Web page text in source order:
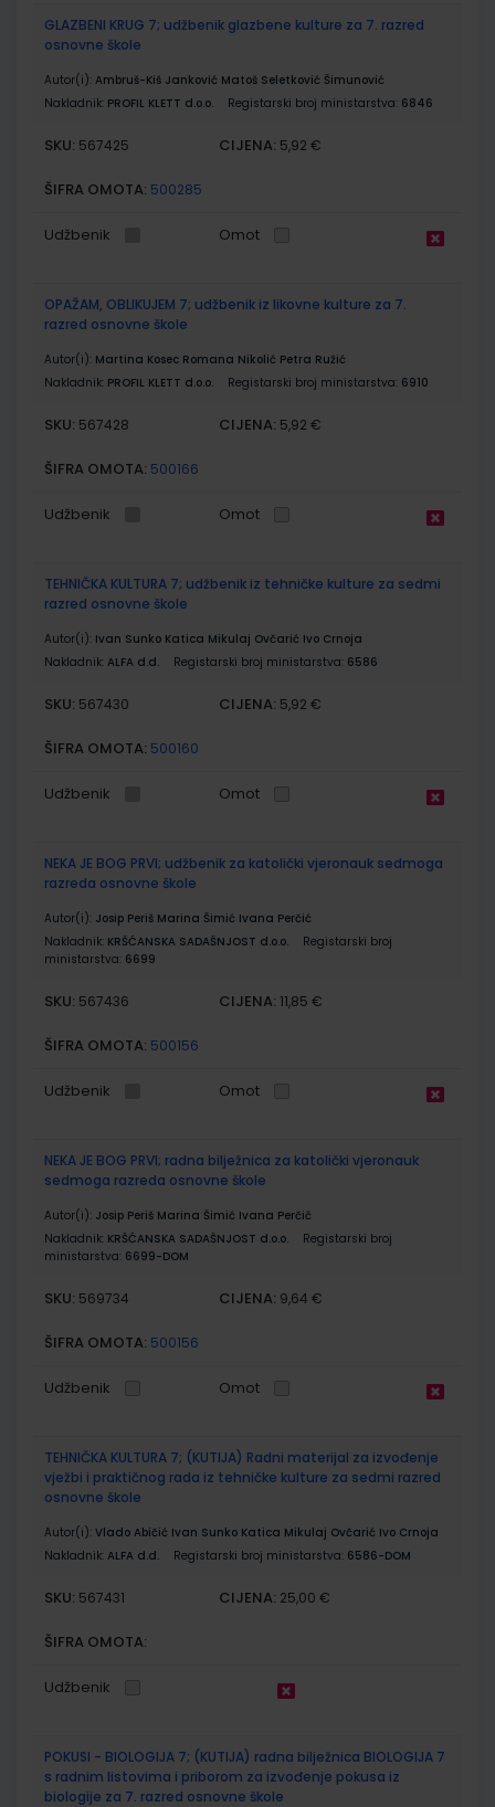
GLAZBENI KRUG 7; udžbenik glazbene kulture za 7. razred
osnovne škole
Autor(i): Ambruš-Kiš Janković Matoš Seletković Šimunović
Nakladnik: PROFIL KLETT d.o.o. Registarski broj ministarstva: 6846
SKU: 567425 CIJENA: 5,92 €
ŠIFRA OMOTA: 500285
Udžbenik Omot
OPAŽAM, OBLIKUJEM 7; udžbenik iz likovne kulture za 7.
razred osnovne škole
Autor(i): Martina Kosec Romana Nikolić Petra Ružić
Nakladnik: PROFIL KLETT d.o.o. Registarski broj ministarstva: 6910
SKU: 567428 CIJENA: 5,92 €
ŠIFRA OMOTA: 500166
Udžbenik Omot
TEHNIČKA KULTURA 7; udžbenik iz tehničke kulture za sedmi
razred osnovne škole
Autor(i): Ivan Sunko Katica Mikulaj Ovčarić Ivo Crnoja
Nakladnik: ALFA d.d. Registarski broj ministarstva: 6586
SKU: 567430 CIJENA: 5,92 €
ŠIFRA OMOTA: 500160
Udžbenik Omot
NEKA JE BOG PRVI; udžbenik za katolički vjeronauk sedmoga
razreda osnovne škole
Autor(i): Josip Periš Marina Šimić Ivana Perčić
Nakladnik: KRŠĆANSKA SADAŠNJOST d.o.o.
Registarski broj
ministarstva: 6699
SKU: 567436 CIJENA: 11,85 €
ŠIFRA OMOTA: 500156
Udžbenik Omot
NEKA JE BOG PRVI; radna bilježnica za katolički vjeronauk
sedmoga razreda osnovne škole
Autor(i): Josip Periš Marina Šimić Ivana Perčić
Nakladnik: KRŠĆANSKA SADAŠNJOST d.o.o.
Registarski broj
ministarstva: 6699-DOM
SKU: 569734 CIJENA: 9,64 €
ŠIFRA OMOTA: 500156
Udžbenik Omot
TEHNIČKA KULTURA 7; (KUTIJA) Radni materijal za izvođenje
vježbi i praktičnog rada iz tehničke kulture za sedmi razred
osnovne škole
Autor(i): Vlado Abičić Ivan Sunko Katica Mikulaj Ovčarić Ivo Crnoja
Nakladnik: ALFA d.d. Registarski broj ministarstva: 6586-DOM
SKU: 567431 CIJENA: 25,00 €
ŠIFRA OMOTA:
Udžbenik
POKUSI - BIOLOGIJA 7; (KUTIJA) radna bilježnica BIOLOGIJA 7
s radnim listovima i priborom za izvođenje pokusa iz
biologije za 7. razred osnovne škole